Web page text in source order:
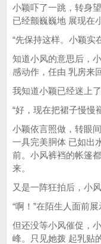
小颖吓了一跳，转身
已经颤巍巍地 展现在
“先保持这样。小颖实
知道小风的意思后，
感动作，任由 乳房来
我知道小颖已经迷上
“好，现在把裙子慢
小颖依言照做，转眼
一具完美胴体 已如出
前。小风裤裆的帐篷
来。
又是一阵狂拍后，小
“啊！”在陌生人面前
但还没等小风催促，
峰。只见她拨 起乳贴